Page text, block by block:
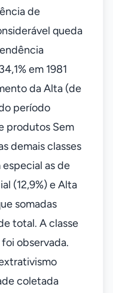
de
queda
em 1981
da Alta (de
período
produtos Sem
demais classes
as de
(12,9%) e Alta
somadas
total. A classe
observada.
coletada